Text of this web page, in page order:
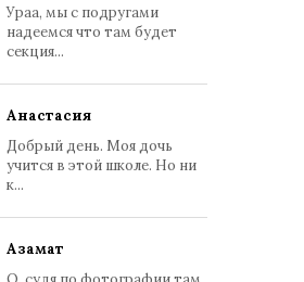
Ураа, мы с подругами
надеемся что там будет
секция...
Анастасия
Добрый день. Моя дочь
учится в этой школе. Но ни
к...
Азамат